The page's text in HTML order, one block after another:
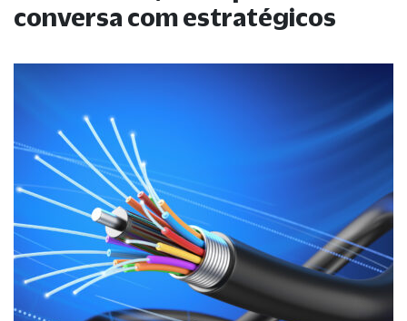
conversa com estratégicos